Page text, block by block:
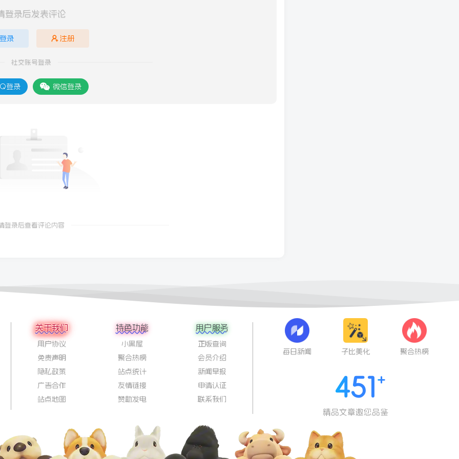
登录后发表评论
录 注册
社交账号登录
登录 微信登录
登录后查看评论内容
关于我们
用户协议
免责声明
隐私政策
广告合作
站点地图
特色功能
小黑屋
聚合热榜
站点统计
友情链接
赞助发电
用户服务
正版查询
会员介绍
新闻早报
申请认证
联系我们
每日新闻 子比美化 聚合热榜
451
精品文章邀您品鉴